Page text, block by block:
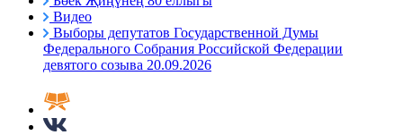
Видео
Выборы депутатов Государственной Думы
Федерального Собрания Российской Федерации
девятого созыва 20.09.2026